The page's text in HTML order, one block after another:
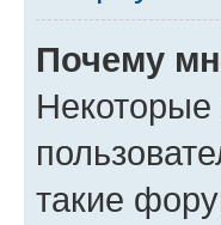
Почему
такие